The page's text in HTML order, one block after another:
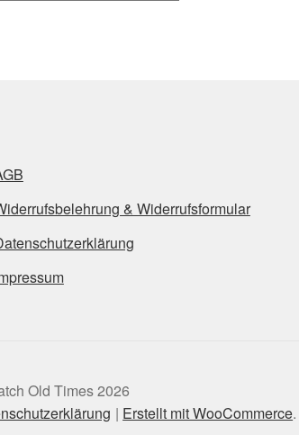
& Widerrufsformular
Old Times 2026
Erstellt mit WooCommerce.